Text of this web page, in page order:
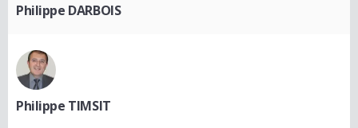
Philippe DARBOIS
Philippe TIMSIT